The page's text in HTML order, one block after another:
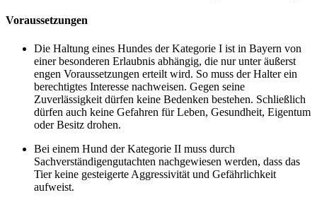
Voraussetzungen
Die Haltung eines Hundes der Kategorie I ist in Bayern von
einer besonderen Erlaubnis abhängig, die nur unter äußerst
engen Voraussetzungen erteilt wird. So muss der Halter ein
berechtigtes Interesse nachweisen. Gegen seine
Zuverlässigkeit dürfen keine Bedenken bestehen. Schließlich
dürfen auch keine Gefahren für Leben, Gesundheit, Eigentum
oder Besitz drohen.
Bei einem Hund der Kategorie II muss durch
Sachverständigengutachten nachgewiesen werden, dass das
Tier keine gesteigerte Aggressivität und Gefährlichkeit
aufweist.